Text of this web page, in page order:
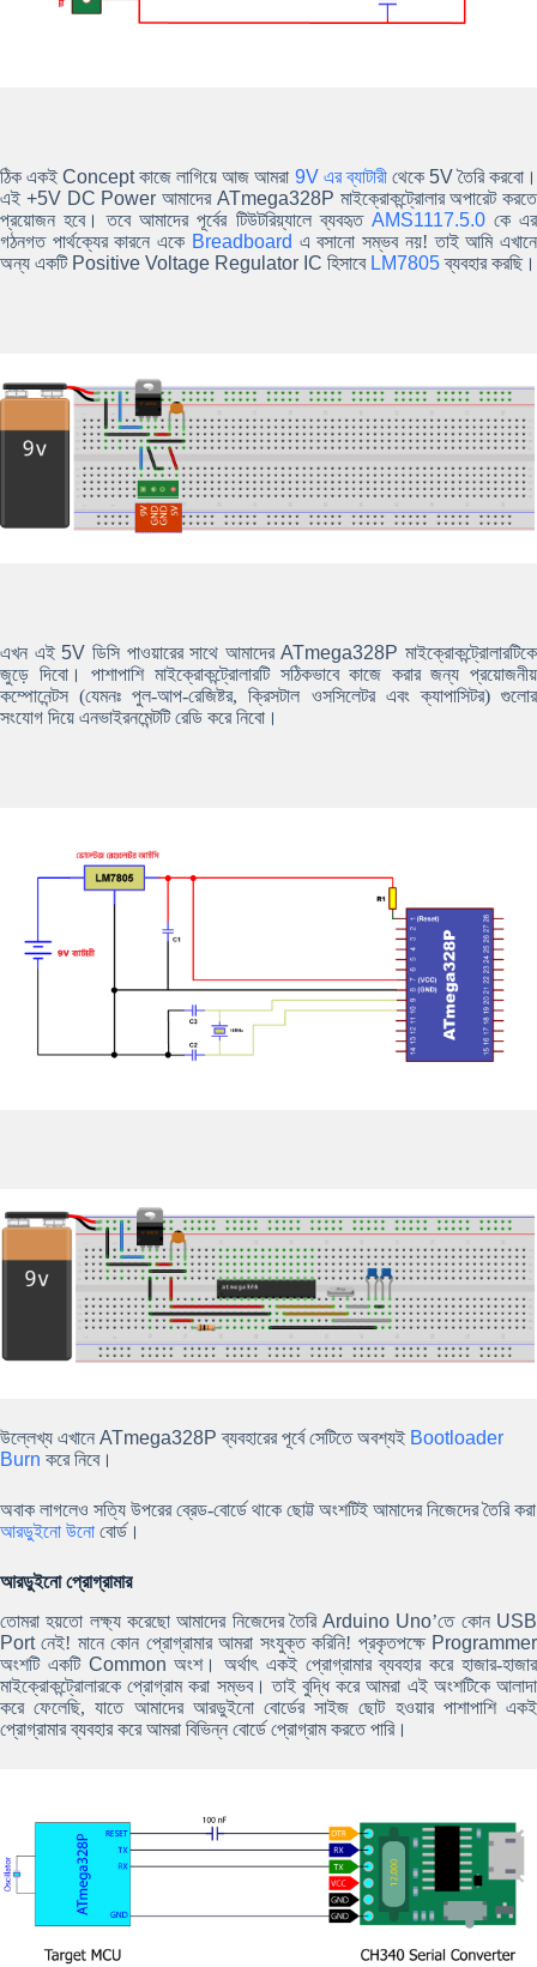
ঠিক একইConceptকাজে লাগিয়ে আজ আমরা 9V এর ব্যাটারীথেকে 5Vতৈরি করবো।
এই +5V DC Power আমাদের ATmega328P মাইক্রোকন্ট্রোলার অপারেট করতে
প্রয়োজন হবে। তবে আমাদের পূর্বের টিউটরিয়্যালে ব্যবহৃত AMS1117.5.0কে এর
গঠনগত পার্থক্যের কারনে একে Breadboard এ বসানো সম্ভব নয়! তাই আমি এখানে
অন্য একটি Positive Voltage Regulator IC হিসাবে LM7805ব্যবহার করছি।
এখন এই 5V ডিসি পাওয়ারের সাথে আমাদেরATmega328P মাইক্রোকন্ট্রোলারটিকে
জুড়ে দিবো। পাশাপাশি মাইক্রোকন্ট্রোলারটি সঠিকভাবে কাজে করার জন্য প্রয়োজনীয়
কম্পোনেন্টস (যেমনঃ পুল-আপ-রেজিষ্টর, ক্রিসটাল ওসসিলেটর এবং ক্যাপাসিটর) গুলোর
সংযোগ দিয়ে এনভাইরনমেন্টটি রেডি করে নিবো।
উল্লেখ্য এখানে ATmega328P ব্যবহারের পূর্বে সেটিতে অবশ্যই Bootloader
Burn করে নিবে।
অবাক লাগলেও সত্যি উপরের ব্রেড-বোর্ডে থাকে ছোট্ট অংশটিই আমাদের নিজেদের তৈরি করা
আরডুইনো উনো বোর্ড।
আরডুইনো প্রোগ্রামার
তোমরা হয়তো লক্ষ্য করেছো আমাদের নিজেদের তৈরিArduino Uno’তে কোন USB
Portনেই! মানে কোন প্রোগ্রামার আমরা সংযুক্ত করিনি! প্রকৃতপক্ষে Programmer
অংশটি একটি Common অংশ। অর্থাৎ একই প্রোগ্রামার ব্যবহার করে হাজার-হাজার
মাইক্রোকন্ট্রোলারকে প্রোগ্রাম করা সম্ভব। তাই বুদ্ধি করে আমরা এই অংশটিকে আলাদা
করে ফেলেছি, যাতে আমাদের আরডুইনো বোর্ডের সাইজ ছোট হওয়ার পাশাপাশি একই
প্রোগ্রামার ব্যবহার করে আমরা বিভিন্ন বোর্ডে প্রোগ্রাম করতে পারি।